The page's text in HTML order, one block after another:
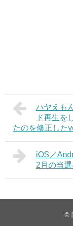
ハヤえも
ド再生を
たのを修正した
iOS／
2月の当
©